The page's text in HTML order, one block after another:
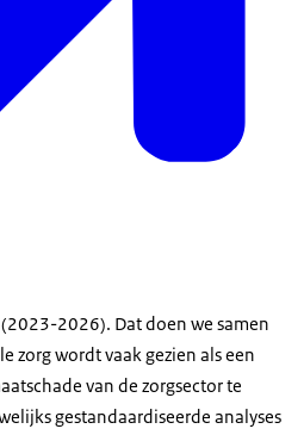
(2023-2026). Dat doen we samen
zorg wordt vaak gezien als een
van de zorgsector te
gestandaardiseerde analyses